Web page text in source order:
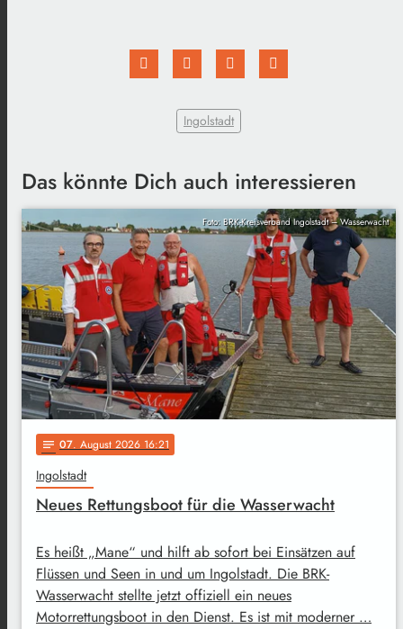
Ingolstadt
Das könnte Dich auch interessieren
Foto: BRK-Kreisverband Ingolstadt – Wasserwacht
notes 07. August 2026 16:21
Ingolstadt
Neues Rettungsboot für die Wasserwacht
Es heißt „Mane“ und hilft ab sofort bei Einsätzen auf
Flüssen und Seen in und um Ingolstadt. Die BRK-
Wasserwacht stellte jetzt offiziell ein neues
Motorrettungsboot in den Dienst. Es ist mit moderner …